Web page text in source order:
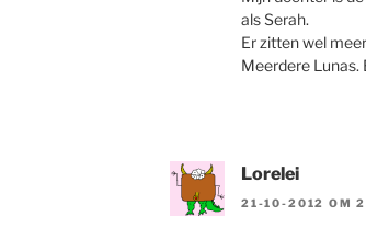
als Serah.
Er zitten wel
Meerdere Lunas.
Lorelei
21-10-2012 OM